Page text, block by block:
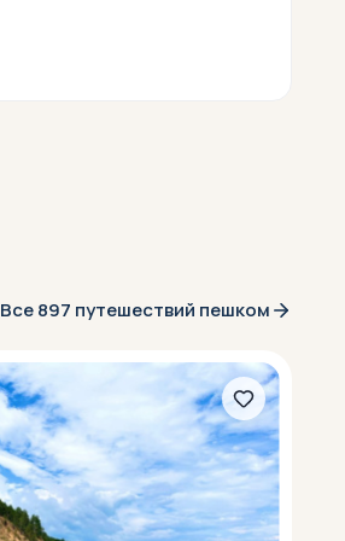
Все 897 путешествий пешком